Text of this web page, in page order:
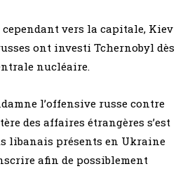
vers la capitale, Kiev
ont investi Tchernobyl dès
nucléaire.
l’offensive russe contre
des affaires étrangères s’est
libanais présents en Ukraine
afin de possiblement